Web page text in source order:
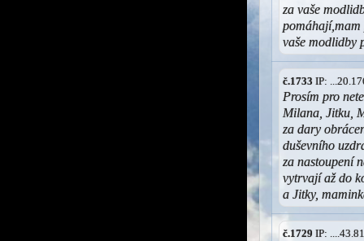
za vaše
pomáhají,mam
vaše modlidby
č.1733 IP:
Prosím pro
Milana, Jitku,
za dary
duševního
za nastoupení
vytrvají až do
a Jitky,
č.1729 IP: